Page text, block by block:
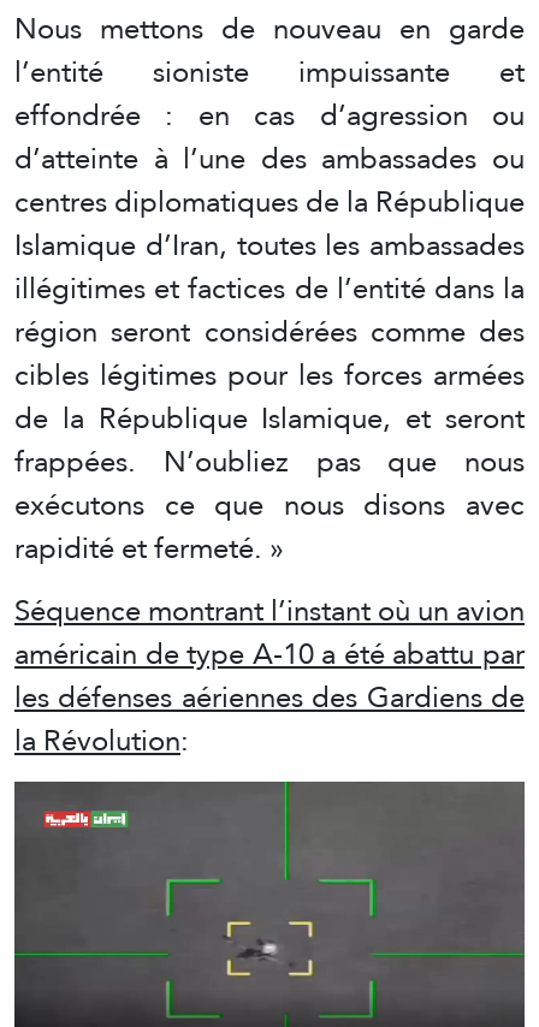
Nous mettons de nouveau en garde
l’entité sioniste impuissante et
effondrée : en cas d’agression ou
d’atteinte à l’une des ambassades ou
centres diplomatiques de la République
Islamique d’Iran, toutes les ambassades
illégitimes et factices de l’entité dans la
région seront considérées comme des
cibles légitimes pour les forces armées
de la République Islamique, et seront
frappées. N’oubliez pas que nous
exécutons ce que nous disons avec
rapidité et fermeté. »
Séquence montrant l’instant où un avion
américain de type A-10 a été abattu par
les défenses aériennes des Gardiens de
la Révolution: